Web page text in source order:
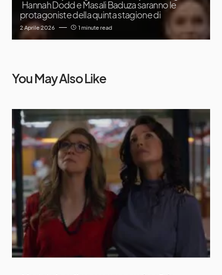
Hannah Dodd e Masali Baduza saranno le
protagoniste della quinta stagione di
2 Aprile 2026 1 minute read
You May Also Like